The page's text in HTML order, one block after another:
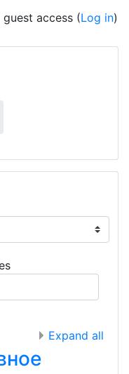
access (Log in)
Expand all